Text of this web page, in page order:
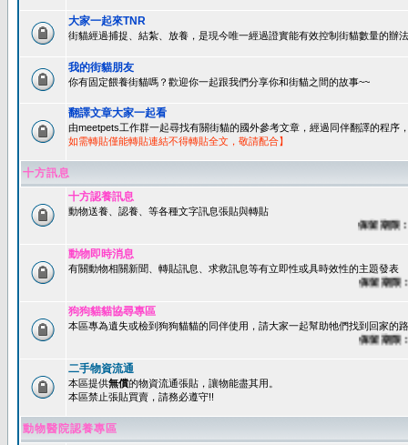
大家一起來TNR
街貓經過捕捉、結紮、放養，是現今唯一經過證實能有效控制街貓數量的辦
我的街貓朋友
你有固定餵養街貓嗎？歡迎你一起跟我們分享你和街貓之間的故事~~
翻譯文章大家一起看
由meetpets工作群一起尋找有關街貓的國外參考文章，經過同伴翻譯的程序
如需轉貼僅能轉貼連結不得轉貼全文，敬請配合】
十方訊息
十方認養訊息
動物送養、認養、等各種文字訊息張貼與轉貼
保留期限：60
動物即時消息
有關動物相關新聞、轉貼訊息、求救訊息等有立即性或具時效性的主題發表
保留期限：45
狗狗貓貓協尋專區
本區專為遺失或檢到狗狗貓貓的同伴使用，請大家一起幫助牠們找到回家的
保留期限：60
二手物資流通
本區提供無償的物資流通張貼，讓物能盡其用。
本區禁止張貼買賣，請務必遵守!!
動物醫院認養專區